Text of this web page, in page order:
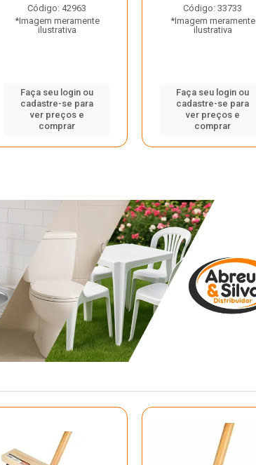
Código: 42963
*Imagem meramente
ilustrativa
Faça seu login ou
cadastre-se para
ver preços e
comprar
Código: 33733
*Imagem meramente
ilustrativa
Faça seu login ou
cadastre-se para
ver preços e
comprar